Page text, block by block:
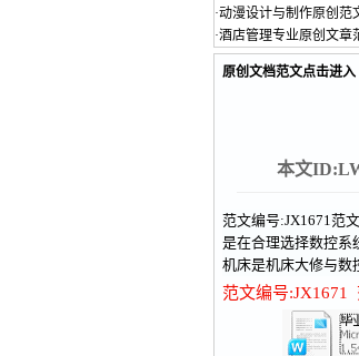
·动漫设计与制作原创范
·酒店管理专业原创文章
原创文档范文点击进
本文
范文编号:JX1671范
是在合理选择数控系
机床是机床大修与数
范文编号:JX1671